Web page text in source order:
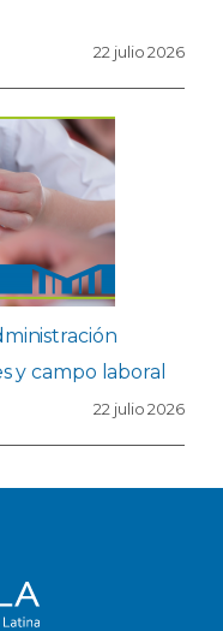
22 julio 2026
y campo laboral
22 julio 2026